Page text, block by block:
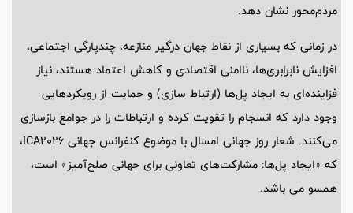
مردم‌محور نشان دهد.
در زمانی که بسیاری از نقاط جهان درگیر منازعه، چندپارگی اجتماعی،
افزایش نابرابری‌ها، ناامنی اقتصادی و کاهش اعتماد هستند، نیاز
فزاینده‌ای به ایجاد پل‌ها (ارتباط سازی) و حمایت از رویکردهایی
وجود دارد که انسجام را تقویت کرده و ارتباطات را در جوامع بازسازی
می‌کنند. شعار روز جهانی امسال با موضوع کنفرانس جهانی ICA2026،
که «ایجاد پل‌ها: مشارکت‌های تعاونی برای جهانی صلح‌آمیز» است،
همسو می باشد.